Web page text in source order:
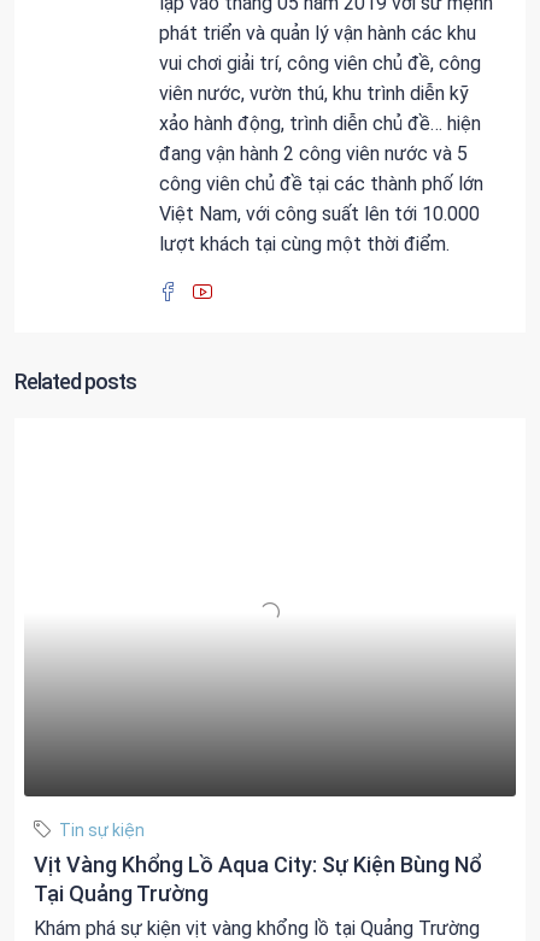
phát triển và quản lý vận hành các khu
vui chơi giải trí, công viên chủ đề, công
viên nước, vườn thú, khu trình diễn kỹ
xảo hành động, trình diễn chủ đề… hiện
đang vận hành 2 công viên nước và 5
công viên chủ đề tại các thành phố lớn
Việt Nam, với công suất lên tới 10.000
lượt khách tại cùng một thời điểm.
Related posts
Tin sự kiện
Vịt Vàng Khổng Lồ Aqua City: Sự Kiện Bùng Nổ
Tại Quảng Trường
Khám phá sự kiện vịt vàng khổng lồ tại Quảng Trường